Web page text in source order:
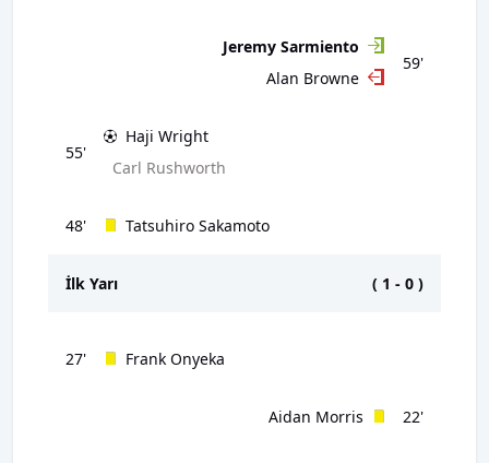
59'
Jeremy Sarmiento
Alan Browne
55'
Haji Wright
Carl Rushworth
48' Tatsuhiro Sakamoto
İlk Yarı ( 1 - 0 )
27' Frank Onyeka
22'
Aidan Morris